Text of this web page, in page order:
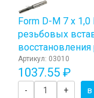
Form D-М 7 х
резьбовых
Артикул: 03010
1037.55 ₽
- + в